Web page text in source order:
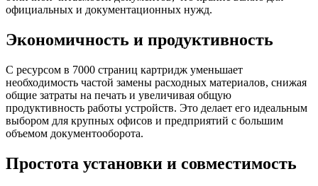
официальных и документационных нужд.
Экономичность и продуктивность
С ресурсом в 7000 страниц картридж уменьшает
необходимость частой замены расходных материалов, снижая
общие затраты на печать и увеличивая общую
продуктивность работы устройств. Это делает его идеальным
выбором для крупных офисов и предприятий с большим
объемом документооборота.
Простота установки и совместимость